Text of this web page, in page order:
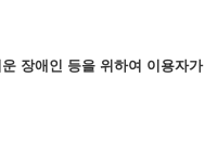
장애인 등을 위하여 이용자